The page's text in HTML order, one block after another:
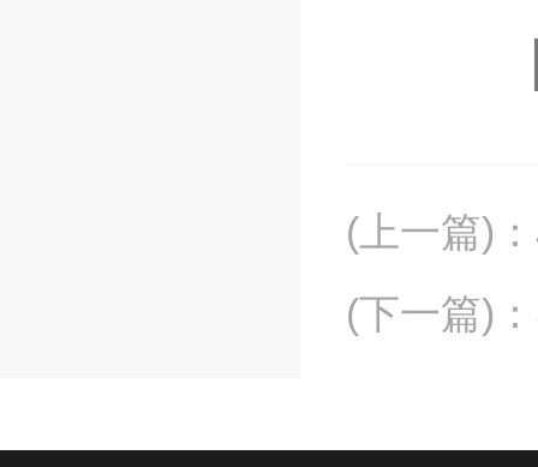
(上一篇) ：
(下一篇) ：